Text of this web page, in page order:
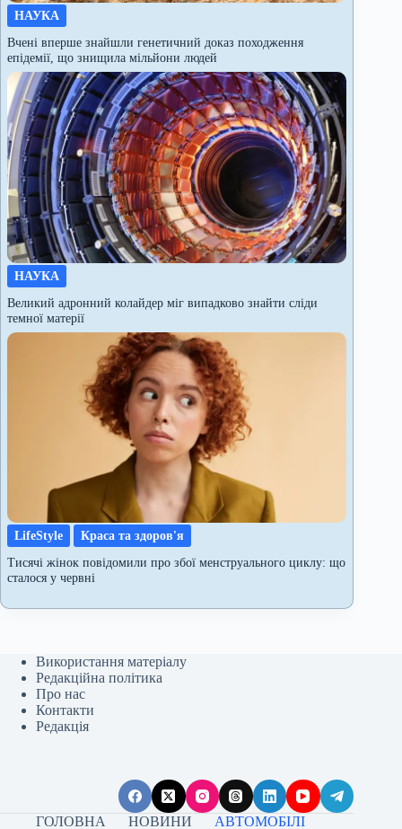
НАУКА
Вчені вперше знайшли генетичний доказ походження
епідемії, що знищила мільйони людей
НАУКА
Великий адронний колайдер міг випадково знайти сліди
темної матерії
LifeStyle
Краса та здоров'я
Тисячі жінок повідомили про збої менструального циклу: що
сталося у червні
Використання матеріалу
Редакційна політика
Про нас
Контакти
Редакція
ГОЛОВНА НОВИНИ АВТОМОБІЛІ